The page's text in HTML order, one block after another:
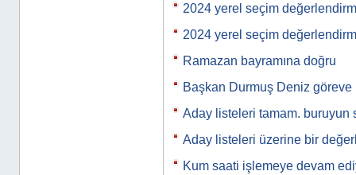
2024 yerel seçim
2024 yerel seçim
Ramazan bayramına doğru
Başkan Durmuş Deniz göreve
Aday listeleri tamam. buruyun
Aday listeleri üzerine bir
Kum saati işlemeye devam